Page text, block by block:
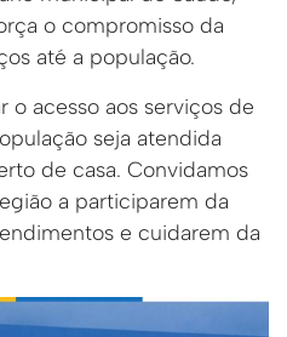
o compromisso da
até a população.
o acesso aos serviços de
seja atendida
de casa. Convidamos
a participarem da
e cuidarem da